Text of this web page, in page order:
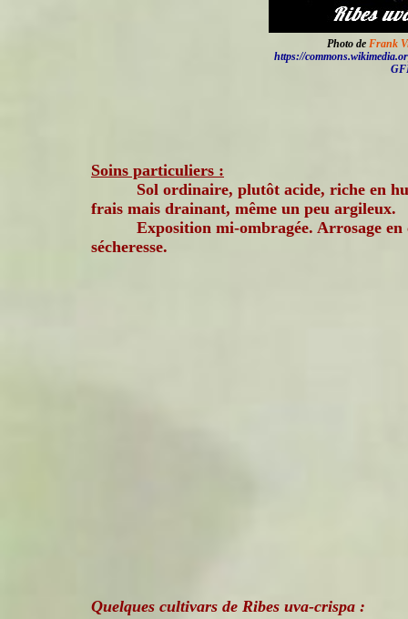
Photo de Frank
https://
Soins particuliers :
Sol ordinaire, plutôt acide, riche en
frais mais drainant, même un peu argileux.
Exposition mi-ombragée. Arrosage en
sécheresse.
Quelques cultivars de Ribes uva-crispa :